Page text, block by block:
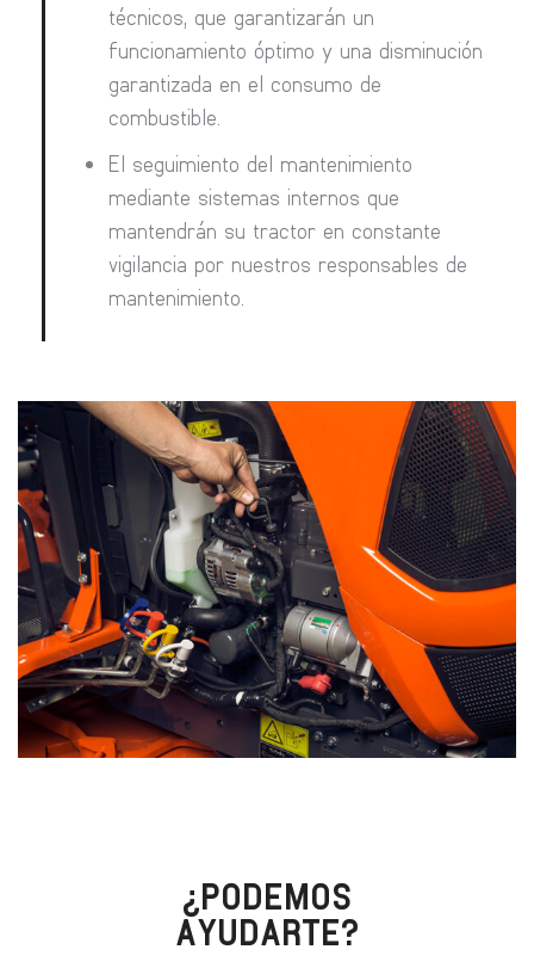
técnicos, que garantizarán un
funcionamiento óptimo y una disminución
garantizada en el consumo de
combustible.
El seguimiento del mantenimiento
mediante sistemas internos que
mantendrán su tractor en constante
vigilancia por nuestros responsables de
mantenimiento.
¿PODEMOS
AYUDARTE?